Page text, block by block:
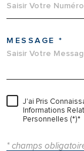
MESSAGE *
J'ai Pris
Informations
Personnelles (*)*
* champs